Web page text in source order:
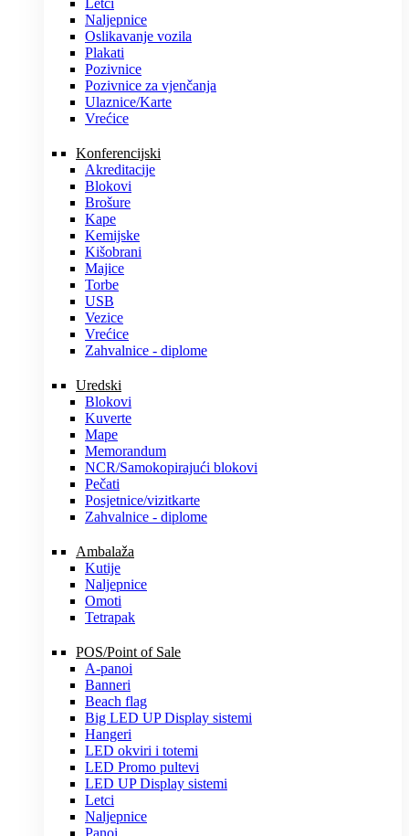
Letci
Naljepnice
Oslikavanje vozila
Plakati
Pozivnice
Pozivnice za vjenčanja
Ulaznice/Karte
Vrećice
Konferencijski
Akreditacije
Blokovi
Brošure
Kape
Kemijske
Kišobrani
Majice
Torbe
USB
Vezice
Vrećice
Zahvalnice - diplome
Uredski
Blokovi
Kuverte
Mape
Memorandum
NCR/Samokopirajući blokovi
Pečati
Posjetnice/vizitkarte
Zahvalnice - diplome
Ambalaža
Kutije
Naljepnice
Omoti
Tetrapak
POS/Point of Sale
A-panoi
Banneri
Beach flag
Big LED UP Display sistemi
Hangeri
LED okviri i totemi
LED Promo pultevi
LED UP Display sistemi
Letci
Naljepnice
Panoi